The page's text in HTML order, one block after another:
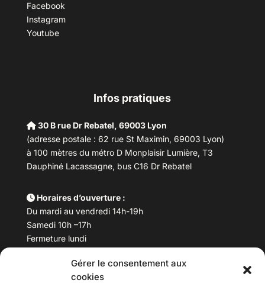
Gérer le consentement aux
cookies
Facebook
Instagram
Youtube
Infos pratiques
30 B rue Dr Rebatel, 69003 Lyon
(adresse postale : 62 rue St Maximin, 69003 Lyon)
à 100 mètres du métro D Monplaisir Lumière, T3
Dauphiné Lacassagne, bus C16 Dr Rebatel
Horaires d’ouverture :
Du mardi au vendredi 14h-19h
Samedi 10h –17h
Fermeture lundi
Téléphone : 04 78 53 06 40